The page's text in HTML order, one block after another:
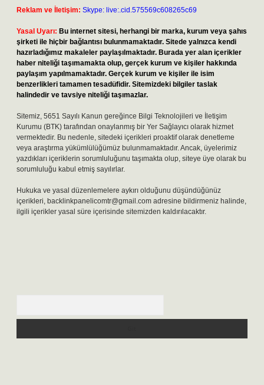
Reklam ve İletişim: Skype: live:.cid.575569c608265c69
Yasal Uyarı: Bu internet sitesi, herhangi bir marka, kurum veya şahıs
şirketi ile hiçbir bağlantısı bulunmamaktadır. Sitede yalnızca kendi
hazırladığımız makaleler paylaşılmaktadır. Burada yer alan içerikler
haber niteliği taşımamakta olup, gerçek kurum ve kişiler hakkında
paylaşım yapılmamaktadır. Gerçek kurum ve kişiler ile isim
benzerlikleri tamamen tesadüfidir. Sitemizdeki bilgiler taslak
halindedir ve tavsiye niteliği taşımazlar.
Sitemiz, 5651 Sayılı Kanun gereğince Bilgi Teknolojileri ve İletişim
Kurumu (BTK) tarafından onaylanmış bir Yer Sağlayıcı olarak hizmet
vermektedir. Bu nedenle, sitedeki içerikleri proaktif olarak denetleme
veya araştırma yükümlülüğümüz bulunmamaktadır. Ancak, üyelerimiz
yazdıkları içeriklerin sorumluluğunu taşımakta olup, siteye üye olarak bu
sorumluluğu kabul etmiş sayılırlar.
Hukuka ve yasal düzenlemelere aykırı olduğunu düşündüğünüz
içerikleri, backlinkpanelicomtr@gmail.com adresine bildirmeniz halinde,
ilgili içerikler yasal süre içerisinde sitemizden kaldırılacaktır.